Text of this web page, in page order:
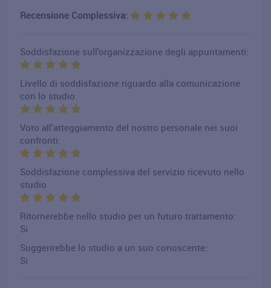
Recensione Complessiva:
Soddisfazione sull'organizzazione degli appuntamenti:
Livello di soddisfazione riguardo alla comunicazione
con lo studio:
Voto all'atteggiamento del nostro personale nei suoi
confronti:
Soddisfazione complessiva del servizio ricevuto nello
studio
Ritornerebbe nello studio per un futuro trattamento:
Si
Suggerirebbe lo studio a un suo conoscente:
Si